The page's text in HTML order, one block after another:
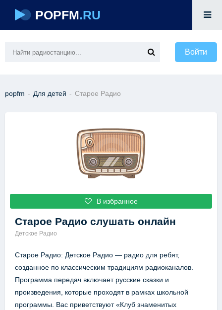
POPFM.RU
Войти
popfm - Для детей - Старое Радио
В избранное
Старое Радио слушать онлайн
Детское Радио
Старое Радио: Детское Радио — радио для ребят,
созданное по классическим традициям радиоканалов.
Программа передач включает русские сказки и
произведения, которые проходят в рамках школьной
программы. Вас приветствуют «Клуб знаменитых